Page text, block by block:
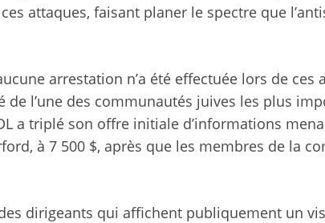
attaques, faisant planer le spectre que
arrestation n’a été effectuée lors de
de l’une des communautés juives les plus
a triplé son offre initiale d’informations
à 7 500 $, après que les membres de la
dirigeants qui affichent publiquement un